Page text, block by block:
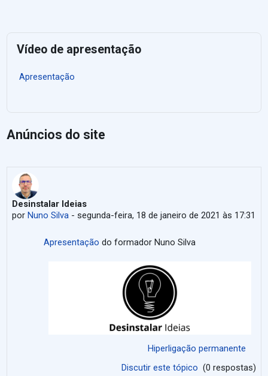
Vídeo de apresentação
Apresentação
Anúncios do site
Desinstalar Ideias
porNuno Silva -segunda-feira, 18 de janeiro de 2021 às 17:31
Apresentação do formador Nuno Silva
Hiperligação permanente
Discutir este tópico (0 respostas)